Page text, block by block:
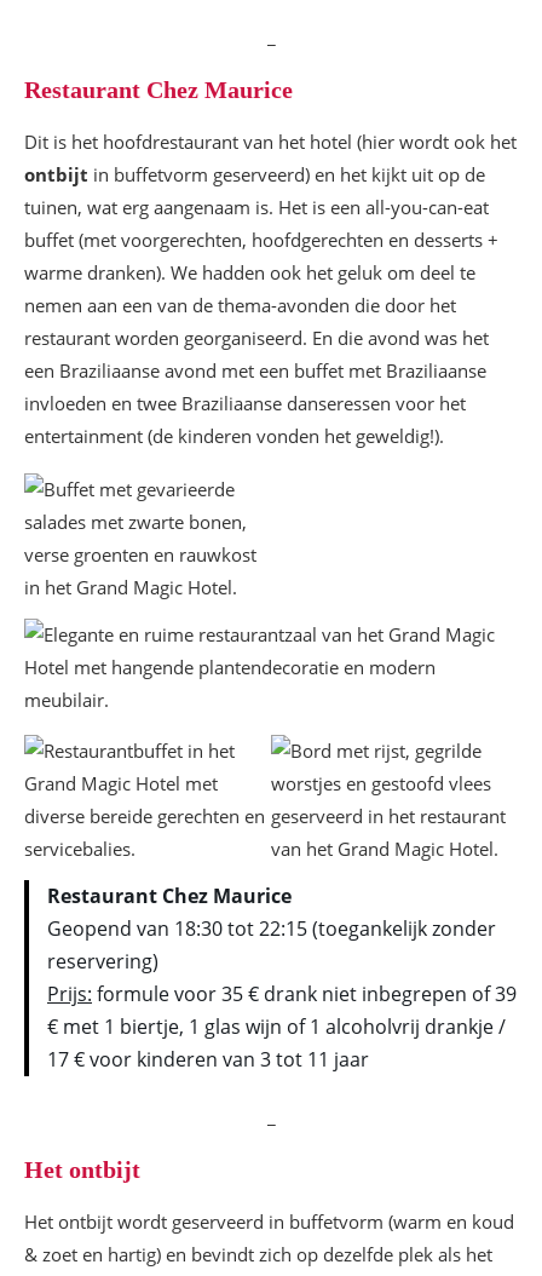
Restaurant Chez Maurice
Dit is het hoofdrestaurant van het hotel (hier wordt ook het
ontbijt in buffetvorm geserveerd) en het kijkt uit op de
tuinen, wat erg aangenaam is. Het is een all-you-can-eat
buffet (met voorgerechten, hoofdgerechten en desserts +
warme dranken). We hadden ook het geluk om deel te
nemen aan een van de thema-avonden die door het
restaurant worden georganiseerd. En die avond was het
een Braziliaanse avond met een buffet met Braziliaanse
invloeden en twee Braziliaanse danseressen voor het
entertainment (de kinderen vonden het geweldig!).
Restaurant Chez Maurice
Geopend van 18:30 tot 22:15 (toegankelijk zonder
reservering)
Prijs: formule voor 35 € drank niet inbegrepen of 39
€ met 1 biertje, 1 glas wijn of 1 alcoholvrij drankje /
17 € voor kinderen van 3 tot 11 jaar
Het ontbijt
Het ontbijt wordt geserveerd in buffetvorm (warm en koud
& zoet en hartig) en bevindt zich op dezelfde plek als het